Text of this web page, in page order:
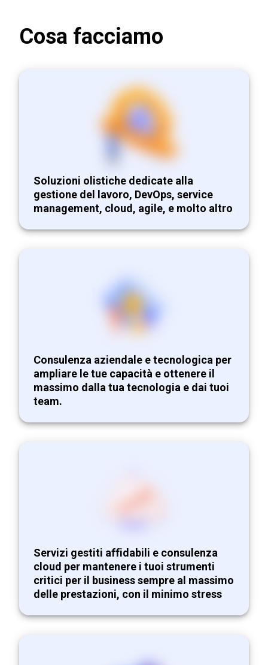
Cosa facciamo
Soluzioni olistiche dedicate alla
gestione del lavoro, DevOps, service
management, cloud, agile, e molto altro
Consulenza aziendale e tecnologica per
ampliare le tue capacità e ottenere il
massimo dalla tua tecnologia e dai tuoi
team.
Servizi gestiti affidabili e consulenza
cloud per mantenere i tuoi strumenti
critici per il business sempre al massimo
delle prestazioni, con il minimo stress